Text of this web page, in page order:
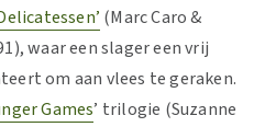
(Marc Caro &
waar een slager een vrij
om aan vlees te geraken.
Games’ trilogie (Suzanne